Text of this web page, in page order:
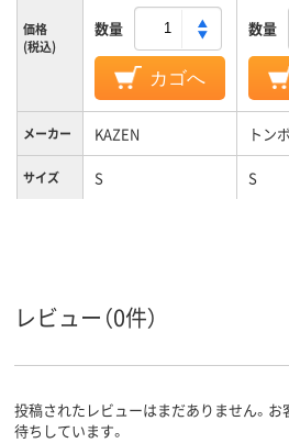
価格
(税込)
数量
カゴへ
数量
メーカー KAZEN トンボ
サイズ S S
レビュー（0件）
投稿されたレビューはまだありません。
待ちしています。